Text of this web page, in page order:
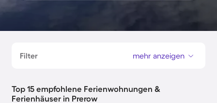
Filter mehr anzeigen
Top 15 empfohlene Ferienwohnungen &
Ferienhäuser in Prerow